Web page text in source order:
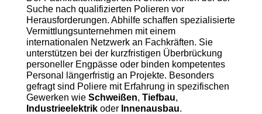
Suche nach qualifizierten Polieren vor
Herausforderungen. Abhilfe schaffen spezialisierte
Vermittlungsunternehmen mit einem
internationalen Netzwerk an Fachkräften. Sie
unterstützen bei der kurzfristigen Überbrückung
personeller Engpässe oder binden kompetentes
Personal längerfristig an Projekte. Besonders
gefragt sind Poliere mit Erfahrung in spezifischen
Gewerken wie Schweißen, Tiefbau,
Industrieelektrikoder Innenausbau.